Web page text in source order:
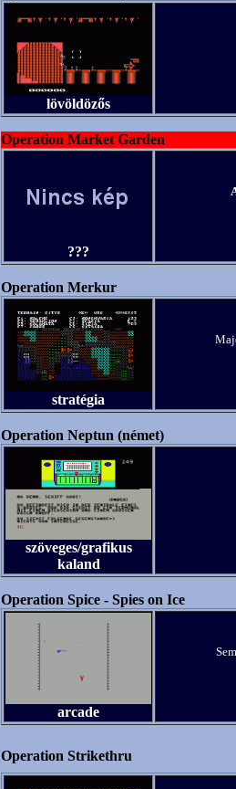
lövöldözős
Operation Market Garden
???
Operation Merkur
stratégia
Operation Neptun (német)
szöveges/grafikus
kaland
Operation Spice - Spies on Ice
arcade
Operation Strikethru